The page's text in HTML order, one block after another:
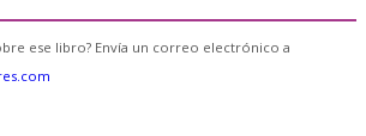
ese libro? Envía un correo electrónico a